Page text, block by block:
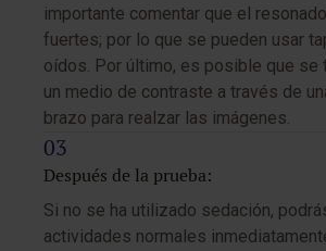
importante comentar que el
fuertes; por lo que se pueden usar
oídos. Por último, es posible que se
un medio de contraste a través de
brazo para realzar las imágenes.
Después de la prueba:
Si no se ha utilizado sedación,
actividades normales